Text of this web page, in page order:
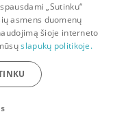
Pranešimai Paskyra
„Sutinku“
asmens duomenų
šioje interneto
slapukų politikoje.